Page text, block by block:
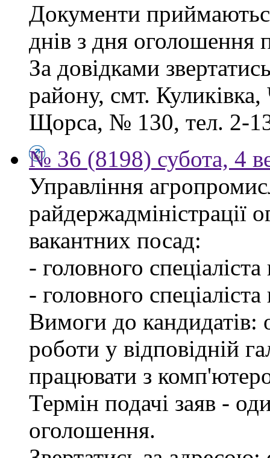
Документи
днів з дня оголошення
За довідками
району, смт. Куликівка,
Щорса, № 130, тел. 2-
№ 36 (8198) субота, 4
Управління
райдержадміністрації
вакантних посад:
- головного
- головного
Вимоги до кандидатів:
роботи у відповідній
працювати з
Термін подачі заяв -
оголошення.